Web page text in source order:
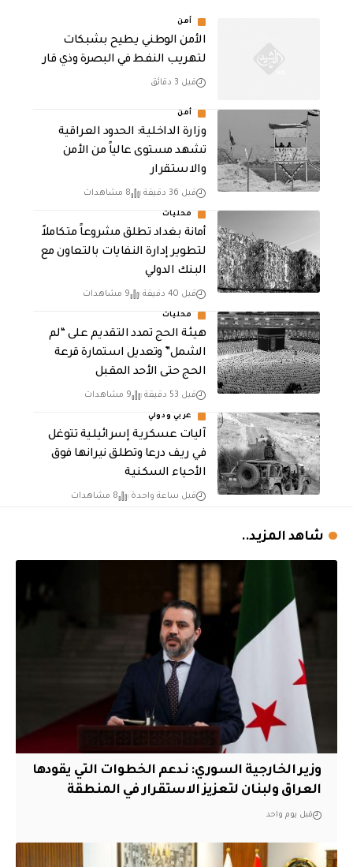
أمن
الأمن الوطني يطيح بشبكات
لتهريب النفط في البصرة وذي قار
قبل 3 دقائق
أمن
وزارة الداخلية: الحدود العراقية
تشهد مستوى عالياً من الأمن
والاستقرار
قبل 36 دقيقة 8 مشاهدات
محليات
أمانة بغداد تطلق مشروعاً متكاملاً
لتطوير إدارة النفايات بالتعاون مع
البنك الدولي
قبل 40 دقيقة 9 مشاهدات
محليات
هيئة الحج تمدد التقديم على “لم
الشمل” وتعديل استمارة قرعة
الحج حتى الأحد المقبل
قبل 53 دقيقة 9 مشاهدات
عربي ودولي
آليات عسكرية إسرائيلية تتوغل
في ريف درعا وتطلق نيرانها فوق
الأحياء السكنية
قبل ساعة واحدة 8 مشاهدات
شاهد المزيد..
وزير الخارجية السوري: ندعم الخطوات التي يقودها
العراق ولبنان لتعزيز الاستقرار في المنطقة
قبل يوم واحد